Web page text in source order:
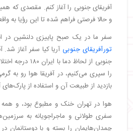
・روز دوم: گشت شهری کیپ تاون
・
تجربه گشت هلیکوپتر
・ روز سوم: کیپ پوینت و کلنی
・روز چهارم: بازدید از باغ گیاه‌
استلنبوش
・
・ روز پنجم: ترک کیپ تاون به
پارک ملی پیلانزبرگ
・ ورود به پارک ملی پیلانزبرگ
・
آفریقای جنوبی را آغاز کنم. مقصدی که
و حالا فرصتی فراهم شده تا این رؤیا به
سفر ما در یک صبح پاییزی دلنشین در
تورآفریقای جنوبی آریا کیا سفر آغاز شد.
جنوبی از لحاظ
را سپری می‌کنیم، در آفریقا هوا رو به
بازدید از طبیعت آن و استفاده از
هوا در تهران خنک و مطبوع بود، و
سفری طولانی و ماجراجویانه به
چمدان‌هایمان را بسته و با دوستانمان